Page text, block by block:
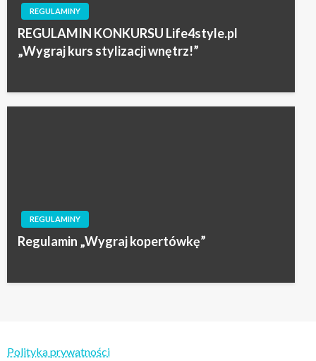
REGULAMINY
REGULAMIN KONKURSU Life4style.pl
„Wygraj kurs stylizacji wnętrz!”
REGULAMINY
Regulamin „Wygraj kopertówkę”
Polityka prywatności